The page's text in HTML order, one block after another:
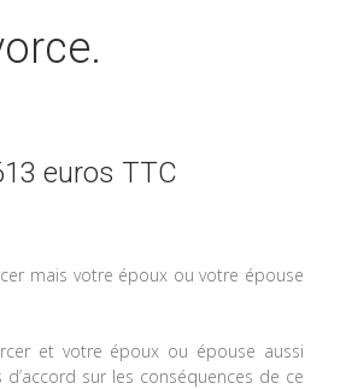
euros TTC
mais votre époux ou votre épouse
et votre époux ou épouse aussi
d’accord sur les conséquences de ce